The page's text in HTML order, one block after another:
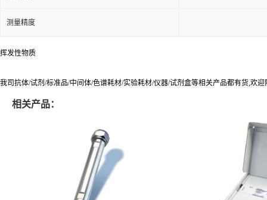
测量精度
挥发性物质
我司抗体/试剂/标准品/中间体/色谱耗材/实验耗材/仪器/试剂盒等相关产品都有货,欢
相关产品：